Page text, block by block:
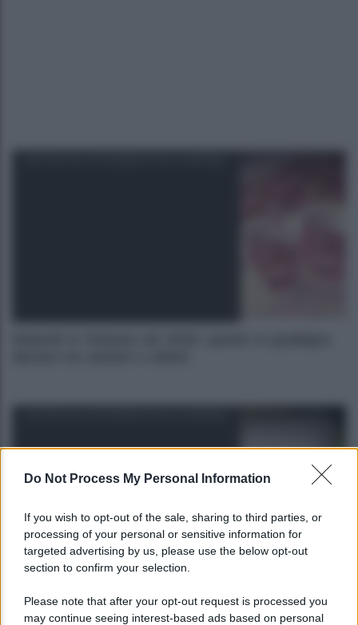
Do Not Process My Personal Information
If you wish to opt-out of the sale, sharing to third parties, or
processing of your personal or sensitive information for
targeted advertising by us, please use the below opt-out
section to confirm your selection.
Please note that after your opt-out request is processed you
may continue seeing interest-based ads based on personal
Bonus assunzioni madri: al via lo sgravio fino a
8.000 euro